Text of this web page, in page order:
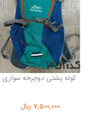
کوله پشتی دوچرخه سواری
7,500,000 ریال